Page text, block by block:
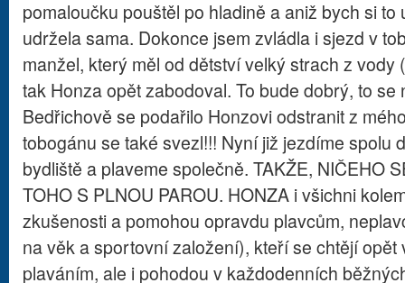
pomaloučku pouštěl po hladině a aniž bych si to
udržela sama. Dokonce jsem zvládla i sjezd v
manžel, který měl od dětství velký strach z
tak Honza opět zabodoval. To bude dobrý, to se
Bedřichově se podařilo Honzovi odstranit z
tobogánu se také svezl!!! Nyní již jezdíme spolu
bydliště a plaveme společně. TAKŽE, NIČEHO
TOHO S PLNOU PAROU. HONZA i všichni
zkušenosti a pomohou opravdu plavcům,
na věk a sportovní založení), kteří se chtějí opět
plaváním, ale i pohodou v každodenních